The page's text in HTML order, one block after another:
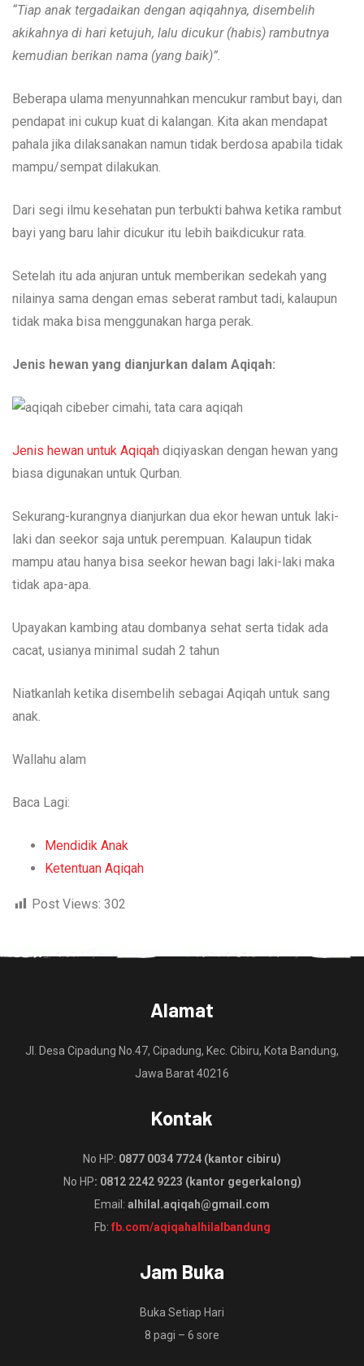
“Tiap anak tergadaikan dengan aqiqahnya, disembelih
akikahnya di hari ketujuh, lalu dicukur (habis) rambutnya
kemudian berikan nama (yang baik)”.
Beberapa ulama menyunnahkan mencukur rambut bayi, dan
pendapat ini cukup kuat di kalangan. Kita akan mendapat
pahala jika dilaksanakan namun tidak berdosa apabila tidak
mampu/sempat dilakukan.
Dari segi ilmu kesehatan pun terbukti bahwa ketika rambut
bayi yang baru lahir dicukur itu lebih baikdicukur rata.
Setelah itu ada anjuran untuk memberikan sedekah yang
nilainya sama dengan emas seberat rambut tadi, kalaupun
tidak maka bisa menggunakan harga perak.
Jenis hewan yang dianjurkan dalam Aqiqah:
Jenis hewan untuk Aqiqah diqiyaskan dengan hewan yang
biasa digunakan untuk Qurban.
Sekurang-kurangnya dianjurkan dua ekor hewan untuk laki-
laki dan seekor saja untuk perempuan. Kalaupun tidak
mampu atau hanya bisa seekor hewan bagi laki-laki maka
tidak apa-apa.
Upayakan kambing atau dombanya sehat serta tidak ada
cacat, usianya minimal sudah 2 tahun
Niatkanlah ketika disembelih sebagai Aqiqah untuk sang
anak.
Wallahu alam
Baca Lagi:
Mendidik Anak
Ketentuan Aqiqah
Post Views: 302
Alamat
Jl. Desa Cipadung No.47, Cipadung, Kec. Cibiru, Kota Bandung,
Jawa Barat 40216
Kontak
No HP: 0877 0034 7724 (kantor cibiru)
No HP: 0812 2242 9223 (kantor gegerkalong)
Email: alhilal.aqiqah@gmail.com
Fb: fb.com/aqiqahalhilalbandung
Jam Buka
Buka Setiap Hari
8 pagi – 6 sore